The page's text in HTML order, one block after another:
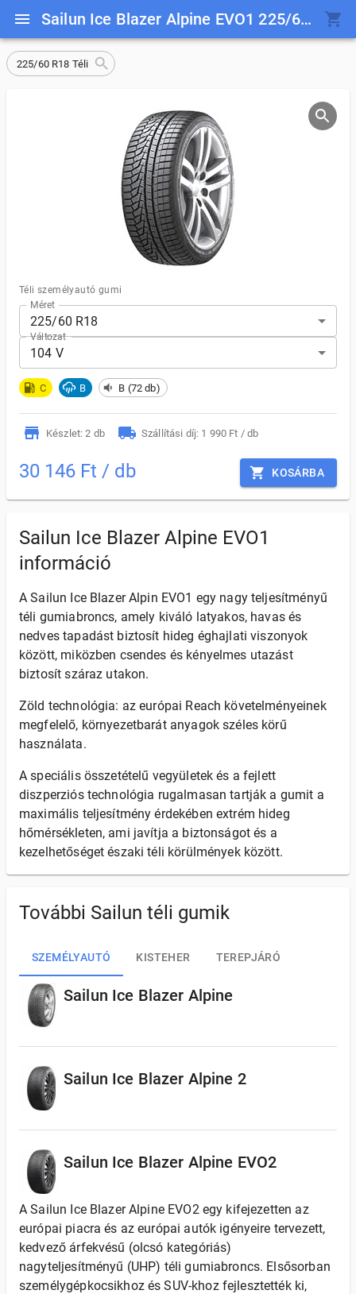
Sailun Ice Blazer Alpine EVO1 225/60 R18 104 V
225/60 R18 Téli
Téli személyautó gumi
Méret
225/60 R18
Változat
104 V
C B B (72 db)
Készlet: 2 db Szállítási díj: 1 990 Ft / db
30 146 Ft / db KOSÁRBA
Sailun Ice Blazer Alpine EVO1
információ
A Sailun Ice Blazer Alpin EVO1 egy nagy teljesítményű
téli gumiabroncs, amely kiváló latyakos, havas és
nedves tapadást biztosít hideg éghajlati viszonyok
között, miközben csendes és kényelmes utazást
biztosít száraz utakon.
Zöld technológia: az európai Reach követelményeinek
megfelelő, környezetbarát anyagok széles körű
használata.
A speciális összetételű vegyületek és a fejlett
diszperziós technológia rugalmasan tartják a gumit a
maximális teljesítmény érdekében extrém hideg
hőmérsékleten, ami javítja a biztonságot és a
kezelhetőséget északi téli körülmények között.
További Sailun téli gumik
SZEMÉLYAUTÓ KISTEHER TEREPJÁRÓ
Sailun Ice Blazer Alpine
Sailun Ice Blazer Alpine 2
Sailun Ice Blazer Alpine EVO2
A Sailun Ice Blazer Alpine EVO2 egy kifejezetten az
európai piacra és az európai autók igényeire tervezett,
kedvező árfekvésű (olcsó kategóriás)
nagyteljesítményű (UHP) téli gumiabroncs. Elsősorban
személygépkocsikhoz és SUV-khoz fejlesztették ki,